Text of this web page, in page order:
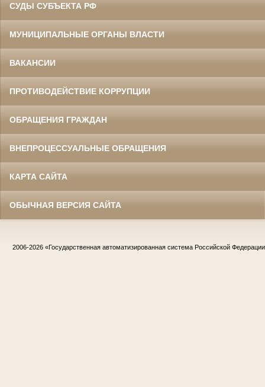
СУДЫ СУБЪЕКТА РФ
МУНИЦИПАЛЬНЫЕ ОРГАНЫ ВЛАСТИ
ВАКАНСИИ
ПРОТИВОДЕЙСТВИЕ КОРРУПЦИИ
ОБРАЩЕНИЯ ГРАЖДАН
ВНЕПРОЦЕССУАЛЬНЫЕ ОБРАЩЕНИЯ
КАРТА САЙТА
ОБЫЧНАЯ ВЕРСИЯ САЙТА
2006-2026 «Государственная автоматизированная система Российской